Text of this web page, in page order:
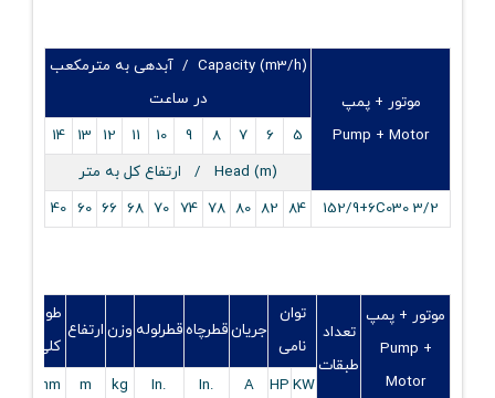
موتور + پمپ
Pump + Motor
Capacity (m3/h) / آبدهی به مترمکعب
در ساعت
5
6
7
8
9
10
11
12
13
14
Head (m) / ارتفاع کل به متر
152/9+6C030 3/2
84
82
80
78
74
70
68
66
60
40
موتور + پمپ
Pump +
Motor
تعداد
طبقات
توان
نامی
جریانقطرچاهقطرلوله وزن ارتفاع
طول
کلی
KW
HP
A
.In
.In
kg
m
mm